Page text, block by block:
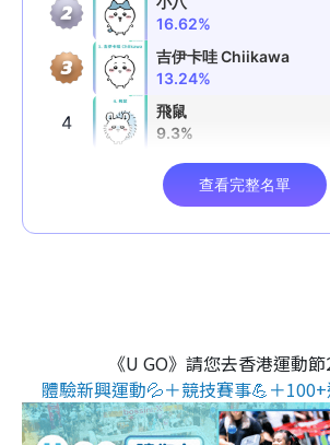
《U GO》請您去香港運動節
體驗新興運動💦＋競技賽事💪＋